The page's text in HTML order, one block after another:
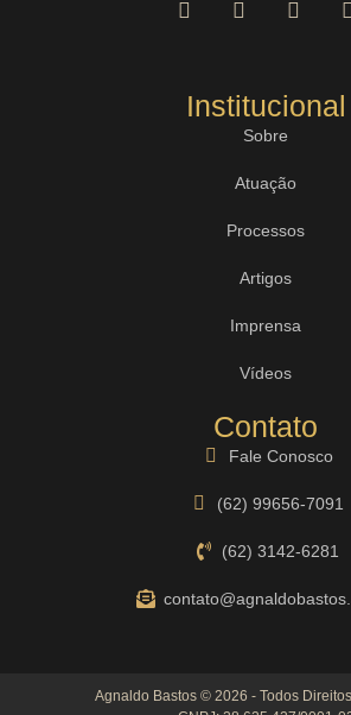
Institucional
Sobre
Atuação
Processos
Artigos
Imprensa
Vídeos
Contato
Fale Conosco
(62) 99656-7091
(62) 3142-6281
Agnaldo Bastos © 2026 - Todos